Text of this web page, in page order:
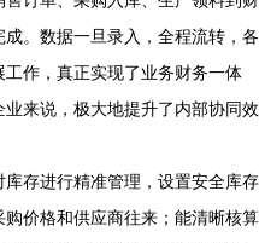
。数据一旦录入，全程流转，各
作，真正实现了业务财务一体
来说，极大地提升了内部协同效
库存进行精准管理，设置安全库存
价格和供应商往来；能清晰核算